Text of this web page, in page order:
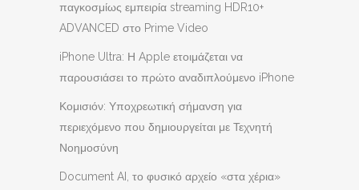
παγκοσμίως εμπειρία streaming HDR10+
ADVANCED στο Prime Video
iPhone Ultra: Η Apple ετοιμάζεται να
παρουσιάσει το πρώτο αναδιπλούμενο iPhone
Κομισιόν: Υποχρεωτική σήμανση για
περιεχόμενο που δημιουργείται με Τεχνητή
Νοημοσύνη
Document AI, το φυσικό αρχείο «στα χέρια»